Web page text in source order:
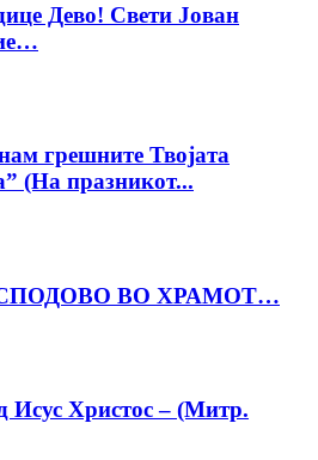
Дево! Свети Јован
грешните Твојата
(На празникот...
ВО ХРАМОТ…
Исус Христос – (Митр.